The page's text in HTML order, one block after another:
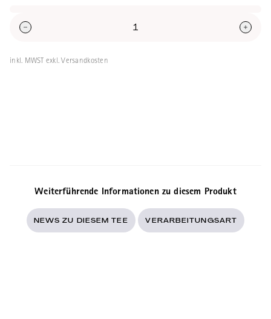
inkl. MWST exkl. Versandkosten
Weiterführende Informationen zu diesem Produkt
NEWS ZU DIESEM TEE VERARBEITUNGSART